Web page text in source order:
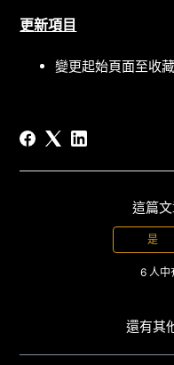
更新項目
變更起始頁面至收
這篇
是
6 人中
還有其